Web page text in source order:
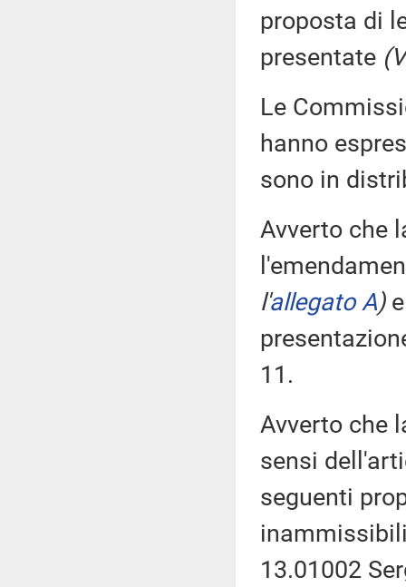
proposta di
presentate
Le
hanno
sono in
Avverto che
l'allegato A)e
11.
Avverto che
sensi
seguenti
13.01002